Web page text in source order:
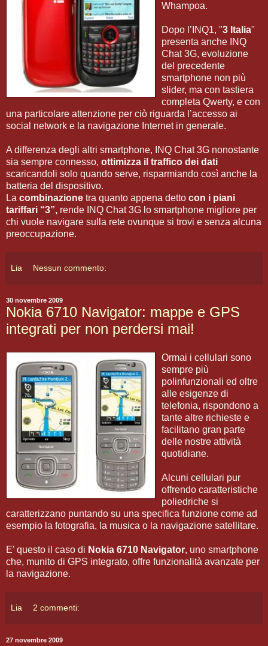
Whampoa.
Dopo l’INQ1, "3 Italia"
presenta anche INQ
Chat 3G, evoluzione
del precedente
smartphone non più
slider, ma con tastiera
completa Qwerty, e con
una particolare attenzione per ciò riguarda l’accesso ai
social network e la navigazione Internet in generale.
A differenza degli altri smartphone, INQ Chat 3G nonostante
sia sempre connesso, ottimizza il traffico dei dati
scaricandoli solo quando serve, risparmiando così anche la
batteria del dispositivo.
La combinazione tra quanto appena detto con i piani
tariffari “3”, rende INQ Chat 3G lo smartphone migliore per
chi vuole navigare sulla rete ovunque si trovi e senza alcuna
preoccupazione.
Lia Nessun commento:
30 novembre 2009
Nokia 6710 Navigator: mappe e GPS
integrati per non perdersi mai!
Ormai i cellulari sono
sempre più
polinfunzionali ed oltre
alle esigenze di
telefonia, rispondono a
tante altre richieste e
facilitano gran parte
delle nostre attività
quotidiane.
Alcuni cellulari pur
offrendo caratteristiche
poliedriche si
caratterizzano puntando su una specifica funzione come ad
esempio la fotografia, la musica o la navigazione satellitare.
E' questo il caso di Nokia 6710 Navigator, uno smartphone
che, munito di GPS integrato, offre funzionalità avanzate per
la navigazione.
Lia 2 commenti:
27 novembre 2009